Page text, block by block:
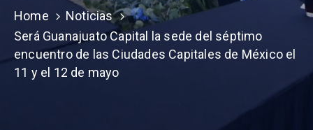
Home
Noticias
Será Guanajuato Capital la sede del séptimo
encuentro de las Ciudades Capitales de México el
11 y el 12 de mayo